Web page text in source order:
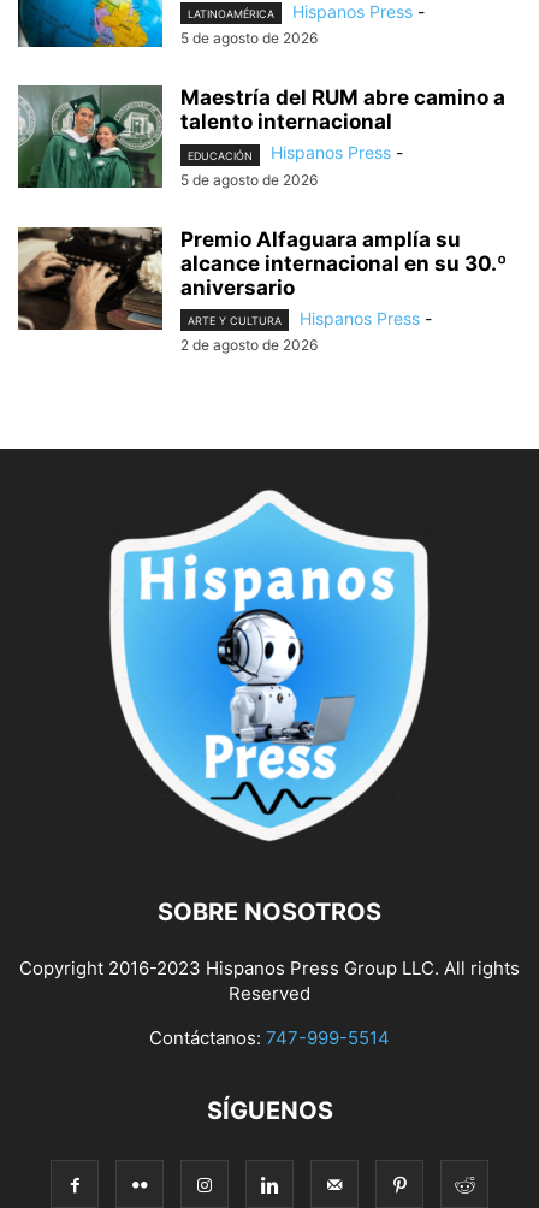
LATINOAMÉRICA Hispanos Press -
5 de agosto de 2026
Maestría del RUM abre camino a
talento internacional
EDUCACIÓN Hispanos Press -
5 de agosto de 2026
Premio Alfaguara amplía su
alcance internacional en su 30.º
aniversario
ARTE Y CULTURA Hispanos Press -
2 de agosto de 2026
SOBRE NOSOTROS
Copyright 2016-2023 Hispanos Press Group LLC. All rights
Reserved
Contáctanos: 747-999-5514
SÍGUENOS